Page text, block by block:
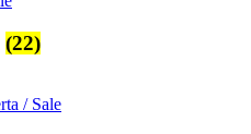
(22)